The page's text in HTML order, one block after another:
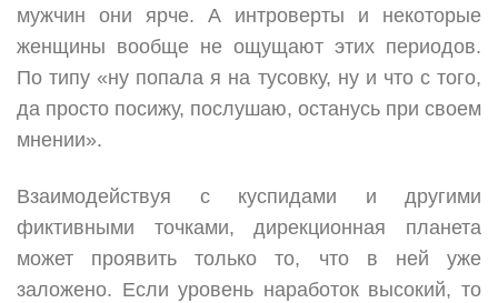
мужчин они ярче. А интроверты и некоторые
женщины вообще не ощущают этих периодов.
По типу «ну попала я на тусовку, ну и что с того,
да просто посижу, послушаю, останусь при своем
мнении».
Взаимодействуя с куспидами и другими
фиктивными точками, дирекционная планета
может проявить только то, что в ней уже
заложено. Если уровень наработок высокий, то